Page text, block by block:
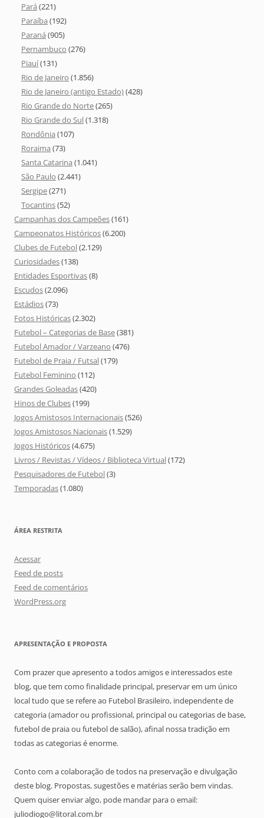
Pará (221)
Paraíba (192)
Paraná (905)
Pernambuco (276)
Piauí(131)
Rio de Janeiro (1.856)
Rio de Janeiro (antigo Estado)(428)
Rio Grande do Norte(265)
Rio Grande do Sul(1.318)
Rondônia (107)
Roraima (73)
Santa Catarina (1.041)
São Paulo (2.441)
Sergipe(271)
Tocantins(52)
Campanhas dos Campeões(161)
Campeonatos Históricos(6.200)
Clubes de Futebol(2.129)
Curiosidades(138)
Entidades Esportivas(8)
Escudos(2.096)
Estádios(73)
Fotos Históricas(2.302)
Futebol – Categorias de Base(381)
Futebol Amador / Varzeano (476)
Futebol de Praia / Futsal(179)
Futebol Feminino (112)
Grandes Goleadas(420)
Hinos de Clubes(199)
Jogos Amistosos Internacionais(526)
Jogos Amistosos Nacionais(1.529)
Jogos Históricos(4.675)
Livros / Revistas / Vídeos / Biblioteca Virtual(172)
Pesquisadores de Futebol(3)
Temporadas(1.080)
ÁREA RESTRITA
Acessar
Feed de posts
Feed de comentários
WordPress.org
APRESENTAÇÃO E PROPOSTA
Com prazer que apresento a todos amigos e interessados este
blog, que tem como finalidade principal, preservar em um único
local tudo que se refere ao Futebol Brasileiro, independente de
categoria (amador ou profissional, principal ou categorias de base,
futebol de praia ou futebol de salão), afinal nossa tradição em
todas as categorias é enorme.
Conto com a colaboração de todos na preservação e divulgação
deste blog. Propostas, sugestões e matérias serão bem vindas.
Quem quiser enviar algo, pode mandar para o email:
juliodiogo@litoral.com.br